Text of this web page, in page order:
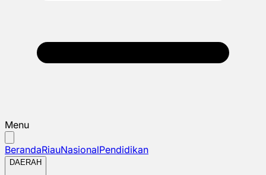
Menu
BerandaRiauNasionalPendidikan
DAERAH